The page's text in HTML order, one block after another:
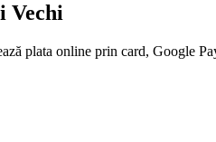
Vechi
plata online prin card, Google